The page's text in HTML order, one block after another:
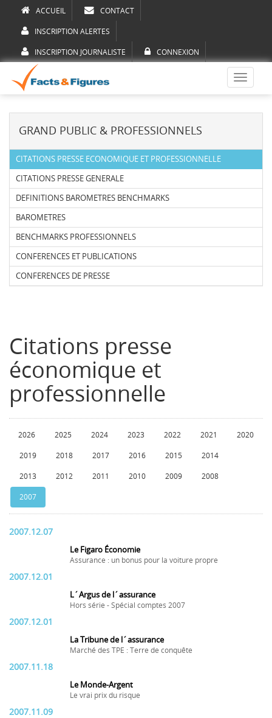
ACCUEIL CONTACT
INSCRIPTION ALERTES
INSCRIPTION JOURNALISTE CONNEXION
Toggle
GRAND PUBLIC & PROFESSIONNELS
CITATIONS PRESSE ECONOMIQUE ET PROFESSIONNELLE
CITATIONS PRESSE GENERALE
DEFINITIONS BAROMETRES BENCHMARKS
BAROMETRES
BENCHMARKS PROFESSIONNELS
CONFERENCES ET PUBLICATIONS
CONFERENCES DE PRESSE
Citations presse
économique et
professionnelle
2026 2025 2024 2023 2022 2021 2020
2019 2018 2017 2016 2015 2014
2013 2012 2011 2010 2009 2008
2007
2007.12.07
Le Figaro Économie
Assurance : un bonus pour la voiture propre
2007.12.01
L´Argus de l´assurance
Hors série - Spécial comptes 2007
2007.12.01
La Tribune de l´assurance
Marché des TPE : Terre de conquête
2007.11.18
Le Monde-Argent
Le vrai prix du risque
2007.11.09